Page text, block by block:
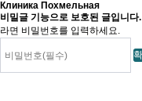
Клиника Похмельная
비밀글 기능으로 보호된 글입니다.
라면 비밀번호를 입력하세요.